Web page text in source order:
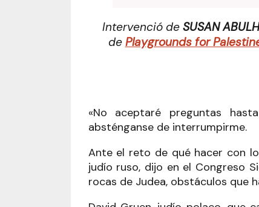
Intervenció de SUSAN
de Playgrounds for
«No aceptaré preguntas
absténganse de interrumpirme.
Ante el reto de qué hacer con
judío ruso, dijo en el Congreso
rocas de Judea, obstáculos que